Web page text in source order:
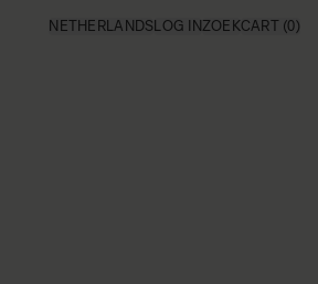
NETHERLANDS LOG IN ZOEKCART (0)